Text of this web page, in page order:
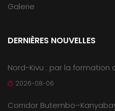
Galerie
DERNIÈRES NOUVELLES
Nord-Kivu : par la formation
2026-08-06
Corridor